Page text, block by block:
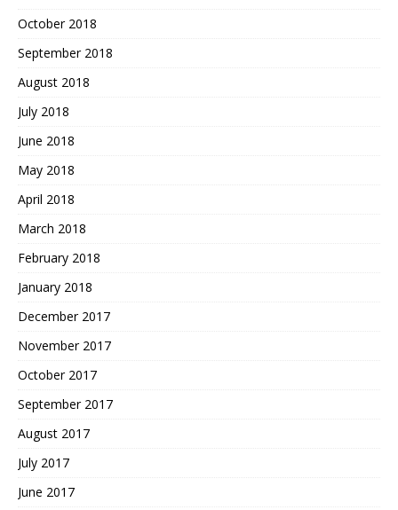
October 2018
September 2018
August 2018
July 2018
June 2018
May 2018
April 2018
March 2018
February 2018
January 2018
December 2017
November 2017
October 2017
September 2017
August 2017
July 2017
June 2017